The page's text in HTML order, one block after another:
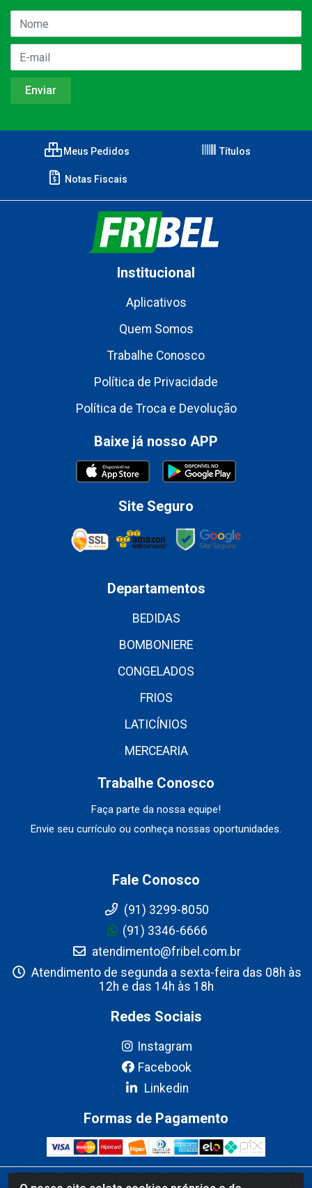
Meus Pedidos Títulos
Notas Fiscais
Institucional
Aplicativos
Quem Somos
Trabalhe Conosco
Política de Privacidade
Política de Troca e Devolução
Baixe já nosso APP
Site Seguro
Departamentos
BEDIDAS
BOMBONIERE
CONGELADOS
FRIOS
LATICÍNIOS
MERCEARIA
Trabalhe Conosco
Faça parte da nossa equipe!
Envie seu currículo ou conheça nossas oportunidades.
Fale Conosco
(91) 3299-8050
(91) 3346-6666
atendimento@fribel.com.br
Atendimento de segunda a sexta-feira das 08h às
12h e das 14h às 18h
Redes Sociais
Instagram
Facebook
Linkedin
Formas de Pagamento